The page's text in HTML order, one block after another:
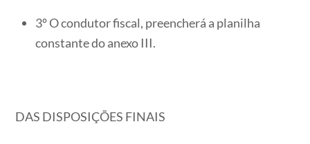
3º O condutor fiscal, preencherá a planilha
constante do anexo III.
DAS DISPOSIÇÕES FINAIS